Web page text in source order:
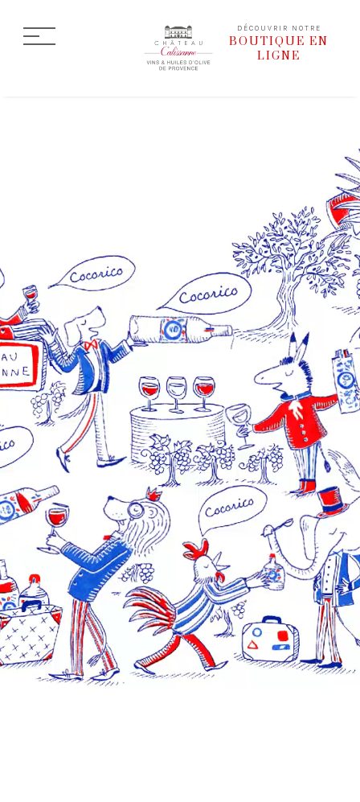
DÉCOUVRIR NOTRE
BOUTIQUE EN
LIGNE